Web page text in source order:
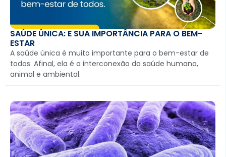
SAÚDE ÚNICA: E SUA IMPORTÂNCIA PARA O BEM-
ESTAR
A saúde única é muito importante para o bem-estar de
todos. Afinal, ela é a interconexão da saúde humana,
animal e ambiental.